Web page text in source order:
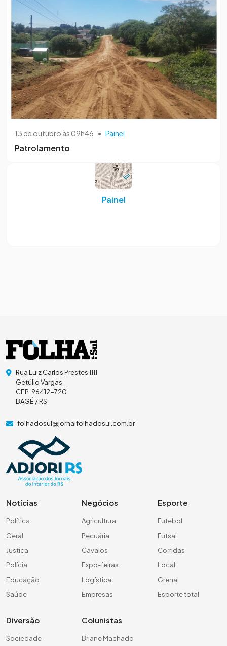
13 de outubro às 09h46 • Painel
Patrolamento
Painel
Rua Luiz Carlos Prestes 1111
Getúlio Vargas
CEP: 96412-720
BAGÉ / RS
folhadosul@jornalfolhadosul.com.br
Notícias
Política
Geral
Justiça
Polícia
Educação
Saúde
Negócios
Agricultura
Pecuária
Cavalos
Expo-feiras
Logística
Empresas
Esporte
Futebol
Futsal
Corridas
Local
Grenal
Esporte total
Diversão
Sociedade
Colunistas
Briane Machado